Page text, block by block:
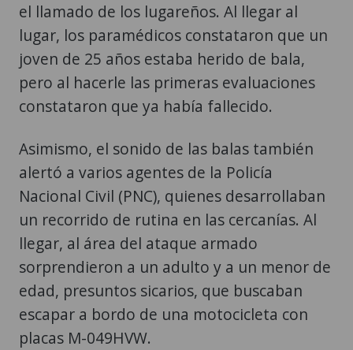
el llamado de los lugareños. Al llegar al
lugar, los paramédicos constataron que un
joven de 25 años estaba herido de bala,
pero al hacerle las primeras evaluaciones
constataron que ya había fallecido.
Asimismo, el sonido de las balas también
alertó a varios agentes de la Policía
Nacional Civil (PNC), quienes desarrollaban
un recorrido de rutina en las cercanías. Al
llegar, al área del ataque armado
sorprendieron a un adulto y a un menor de
edad, presuntos sicarios, que buscaban
escapar a bordo de una motocicleta con
placas M-049HVW.